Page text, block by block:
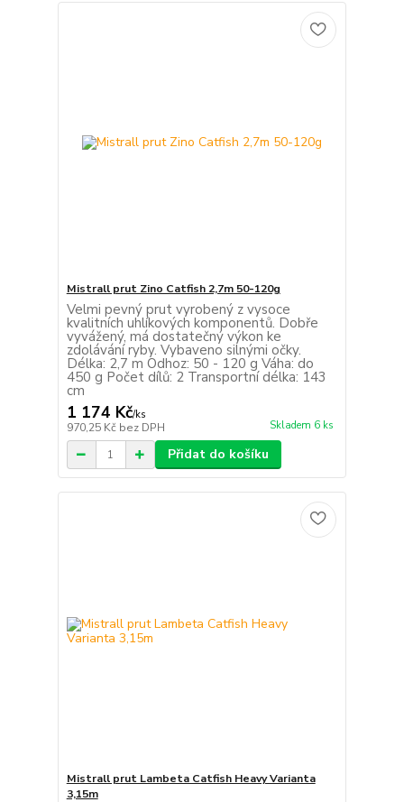
Mistrall prut Zino Catfish 2,7m 50-120g
Velmi pevný prut vyrobený z vysoce
kvalitních uhlíkových komponentů. Dobře
vyvážený, má dostatečný výkon ke
zdolávání ryby. Vybaveno silnými očky.
Délka: 2,7 m Odhoz: 50 - 120 g Váha: do
450 g Počet dílů: 2 Transportní délka: 143
cm
1 174 Kč/ks
970,25 Kč bez DPH Skladem 6 ks
Přidat do košíku
Mistrall prut Lambeta Catfish Heavy Varianta
3,15m